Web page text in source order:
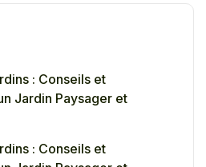
: Conseils et
Jardin Paysager et
: Conseils et